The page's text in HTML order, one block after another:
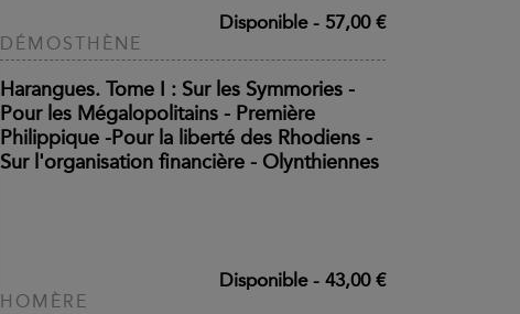
Disponible- 57,00 €
DÉMOSTHÈNE
Harangues. Tome I : Sur les Symmories -
Pour les Mégalopolitains - Première
Philippique -Pour la liberté des Rhodiens -
Sur l'organisation financière - Olynthiennes
Disponible- 43,00 €
HOMÈRE